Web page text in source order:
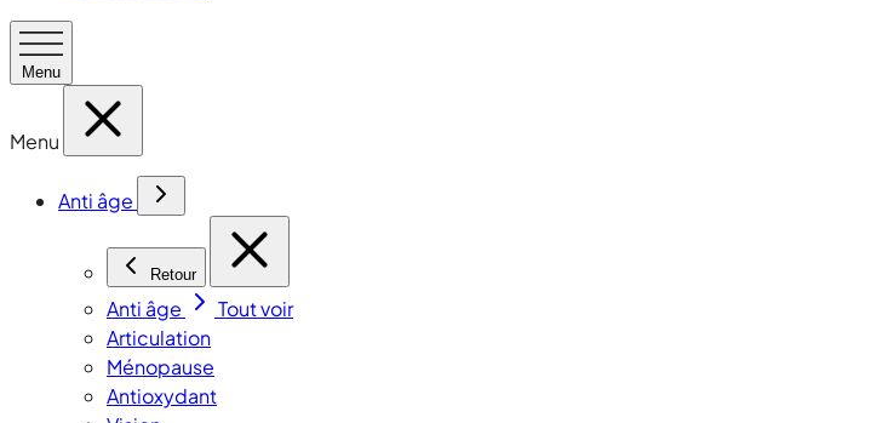
Menu
Menu
Anti âge
Retour
Anti âge
Tout voir
Articulation
Ménopause
Antioxydant